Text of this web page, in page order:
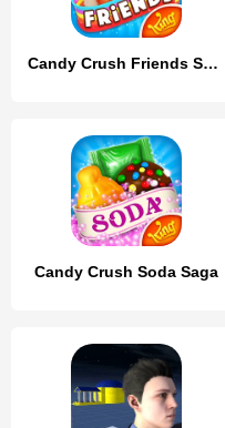
Candy Crush Friends Saga
Candy Crush Soda Saga